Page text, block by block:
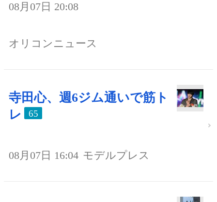
08月07日 20:08
オリコンニュース
寺田心、週6ジム通いで筋ト
レ
65
08月07日 16:04 モデルプレス